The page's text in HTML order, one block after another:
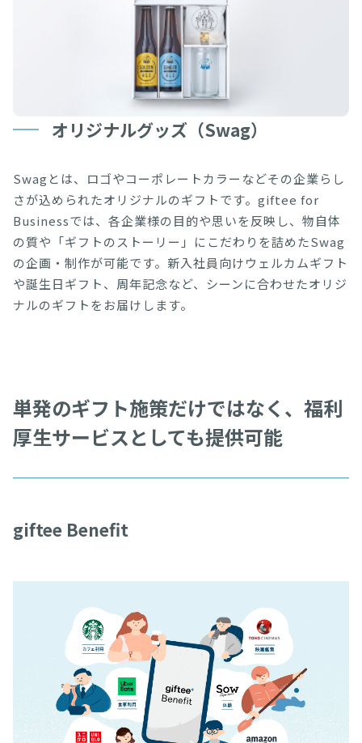
オリジナルグッズ（Swag）
Swagとは、ロゴやコーポレートカラーなどその企業らし
さが込められたオリジナルのギフトです。giftee for
Businessでは、各企業様の目的や思いを反映し、物自体
の質や「ギフトのストーリー」にこだわりを詰めたSwag
の企画・制作が可能です。新入社員向けウェルカムギフト
や誕生日ギフト、周年記念など、シーンに合わせたオリジ
ナルのギフトをお届けします。
単発のギフト施策だけではなく、福利
厚生サービスとしても提供可能
giftee Benefit